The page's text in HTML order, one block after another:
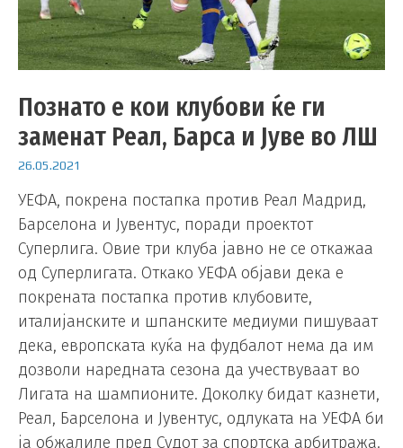
Познато е кои клубови ќе ги
заменат Реал, Барса и Јуве во ЛШ
26.05.2021
УЕФА, покрена постапка против Реал Мадрид,
Барселона и Јувентус, поради проектот
Суперлига. Овие три клуба јавно не се откажаа
од Суперлигата. Откако УЕФА објави дека е
покрената постапка против клубовите,
италијанските и шпанските медиуми пишуваат
дека, европската куќа на фудбалот нема да им
дозволи наредната сезона да учествуваат во
Лигата на шампионите. Доколку бидат казнети,
Реал, Барселона и Јувентус, одлуката на УЕФА би
ја обжалиле пред Судот за спортска арбитража.